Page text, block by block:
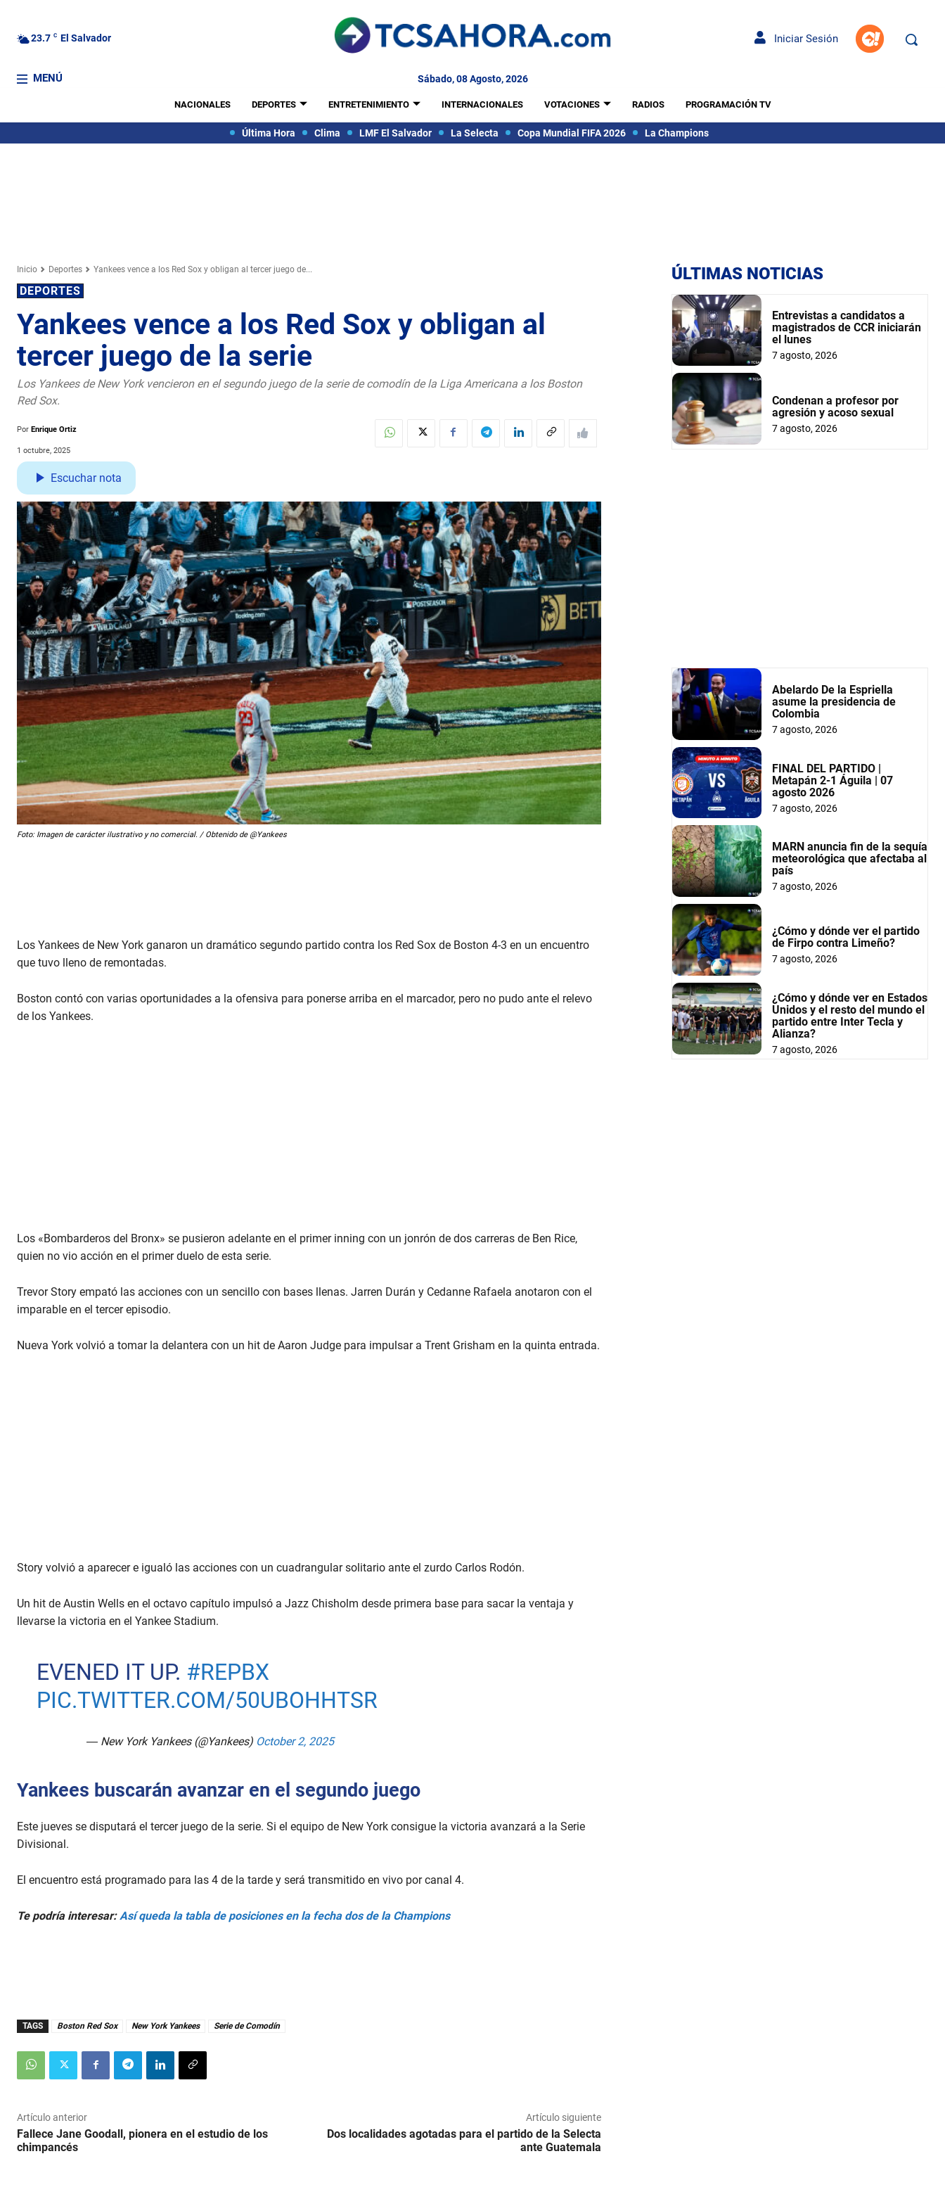
23.7 C El Salvador Iniciar Sesión
MENÚ Sábado, 08 Agosto, 2026
NACIONALES DEPORTES ENTRETENIMIENTO INTERNACIONALES VOTACIONES RADIOS PROGRAMACIÓN TV
Última Hora Clima LMF El Salvador La Selecta Copa Mundial FIFA 2026 La Champions
Inicio Deportes Yankees vence a los Red Sox y obligan al tercer juego de...
DEPORTES
Yankees vence a los Red Sox y obligan al
tercer juego de la serie
Los Yankees de New York vencieron en el segundo juego de la serie de comodín de la Liga Americana a los Boston
Red Sox.
Por Enrique Ortiz
1 octubre, 2025
Escuchar nota
Foto: Imagen de carácter ilustrativo y no comercial. / Obtenido de @Yankees
Los Yankees de New York ganaron un dramático segundo partido contra los Red Sox de Boston 4-3 en un encuentro
que tuvo lleno de remontadas.
Boston contó con varias oportunidades a la ofensiva para ponerse arriba en el marcador, pero no pudo ante el relevo
de los Yankees.
Los «Bombarderos del Bronx» se pusieron adelante en el primer inning con un jonrón de dos carreras de Ben Rice,
quien no vio acción en el primer duelo de esta serie.
Trevor Story empató las acciones con un sencillo con bases llenas. Jarren Durán y Cedanne Rafaela anotaron con el
imparable en el tercer episodio.
Nueva York volvió a tomar la delantera con un hit de Aaron Judge para impulsar a Trent Grisham en la quinta entrada.
Story volvió a aparecer e igualó las acciones con un cuadrangular solitario ante el zurdo Carlos Rodón.
Un hit de Austin Wells en el octavo capítulo impulsó a Jazz Chisholm desde primera base para sacar la ventaja y
llevarse la victoria en el Yankee Stadium.
EVENED IT UP. #REPBX
PIC.TWITTER.COM/50UBOHHTSR
— New York Yankees (@Yankees) October 2, 2025
Yankees buscarán avanzar en el segundo juego
Este jueves se disputará el tercer juego de la serie. Si el equipo de New York consigue la victoria avanzará a la Serie
Divisional.
El encuentro está programado para las 4 de la tarde y será transmitido en vivo por canal 4.
Te podría interesar:Así queda la tabla de posiciones en la fecha dos de la Champions
TAGS Boston Red Sox New York Yankees Serie de Comodín
Artículo anterior
Fallece Jane Goodall, pionera en el estudio de los
chimpancés
Artículo siguiente
Dos localidades agotadas para el partido de la Selecta
ante Guatemala
ÚLTIMAS NOTICIAS
Entrevistas a candidatos a
magistrados de CCR iniciarán
el lunes
7 agosto, 2026
Condenan a profesor por
agresión y acoso sexual
7 agosto, 2026
Abelardo De la Espriella
asume la presidencia de
Colombia
7 agosto, 2026
FINAL DEL PARTIDO |
Metapán 2-1 Águila | 07
agosto 2026
7 agosto, 2026
MARN anuncia fin de la sequía
meteorológica que afectaba al
país
7 agosto, 2026
¿Cómo y dónde ver el partido
de Firpo contra Limeño?
7 agosto, 2026
¿Cómo y dónde ver en Estados
Unidos y el resto del mundo el
partido entre Inter Tecla y
Alianza?
7 agosto, 2026